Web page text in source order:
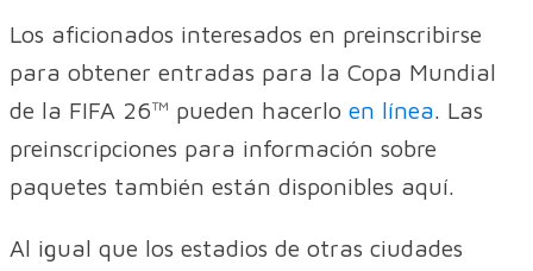
Los aficionados interesados en preinscribirse
para obtener entradas para la Copa Mundial
de la FIFA 26™ pueden hacerlo en línea. Las
preinscripciones para información sobre
paquetes también están disponibles aquí.
Al igual que los estadios de otras ciudades